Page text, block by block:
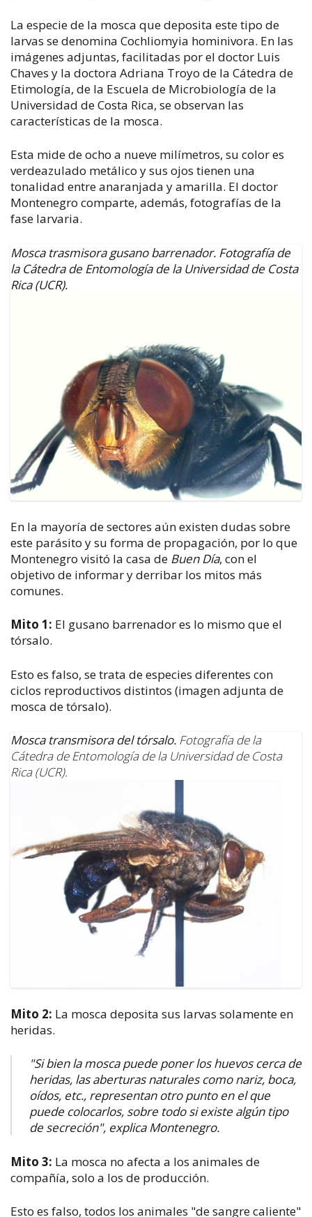
La especie de la mosca que deposita este tipo de
larvas se denomina Cochliomyia hominivora. En las
imágenes adjuntas, facilitadas por el doctor Luis
Chaves y la doctora Adriana Troyo de la Cátedra de
Etimología, de la Escuela de Microbiología de la
Universidad de Costa Rica, se observan las
características de la mosca.
Esta mide de ocho a nueve milímetros, su color es
verdeazulado metálico y sus ojos tienen una
tonalidad entre anaranjada y amarilla. El doctor
Montenegro comparte, además, fotografías de la
fase larvaria.
Mosca trasmisora gusano barrenador. Fotografía de
la Cátedra de Entomología de la Universidad de Costa
Rica (UCR).
En la mayoría de sectores aún existen dudas sobre
este parásito y su forma de propagación, por lo que
Montenegro visitó la casa de Buen Día, con el
objetivo de informar y derribar los mitos más
comunes.
Mito 1: El gusano barrenador es lo mismo que el
tórsalo.
Esto es falso, se trata de especies diferentes con
ciclos reproductivos distintos (imagen adjunta de
mosca de tórsalo).
Mosca transmisora del tórsalo. Fotografía de la
Cátedra de Entomología de la Universidad de Costa
Rica (UCR).
Mito 2: La mosca deposita sus larvas solamente en
heridas.
"Si bien la mosca puede poner los huevos cerca de
heridas, las aberturas naturales como nariz, boca,
oídos, etc., representan otro punto en el que
puede colocarlos, sobre todo si existe algún tipo
de secreción", explica Montenegro.
Mito 3: La mosca no afecta a los animales de
compañía, solo a los de producción.
Esto es falso, todos los animales "de sangre caliente"